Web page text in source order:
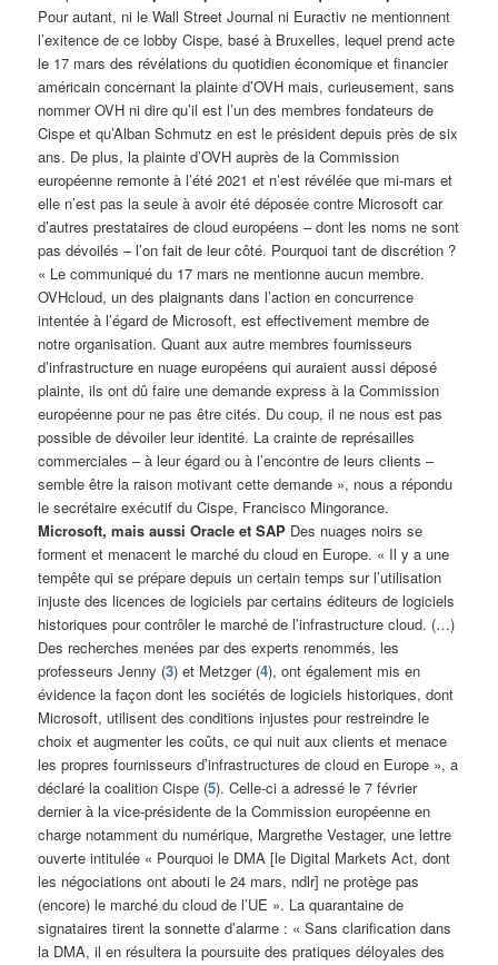
Pour autant, ni le Wall Street Journal ni Euractiv ne mentionnent
l’exitence de ce lobby Cispe, basé à Bruxelles, lequel prend acte
le 17 mars des révélations du quotidien économique et financier
américain concernant la plainte d’OVH mais, curieusement, sans
nommer OVH ni dire qu’il est l’un des membres fondateurs de
Cispe et qu’Alban Schmutz en est le président depuis près de six
ans. De plus, la plainte d’OVH auprès de la Commission
européenne remonte à l’été 2021 et n’est révélée que mi-mars et
elle n’est pas la seule à avoir été déposée contre Microsoft car
d’autres prestataires de cloud européens – dont les noms ne sont
pas dévoilés – l’on fait de leur côté. Pourquoi tant de discrétion ?
« Le communiqué du 17 mars ne mentionne aucun membre.
OVHcloud, un des plaignants dans l’action en concurrence
intentée à l’égard de Microsoft, est effectivement membre de
notre organisation. Quant aux autre membres fournisseurs
d’infrastructure en nuage européens qui auraient aussi déposé
plainte, ils ont dû faire une demande express à la Commission
européenne pour ne pas être cités. Du coup, il ne nous est pas
possible de dévoiler leur identité. La crainte de représailles
commerciales – à leur égard ou à l’encontre de leurs clients –
semble être la raison motivant cette demande », nous a répondu
le secrétaire exécutif du Cispe, Francisco Mingorance.
Microsoft, mais aussi Oracle et SAP Des nuages noirs se
forment et menacent le marché du cloud en Europe. « Il y a une
tempête qui se prépare depuis un certain temps sur l’utilisation
injuste des licences de logiciels par certains éditeurs de logiciels
historiques pour contrôler le marché de l’infrastructure cloud. (…)
Des recherches menées par des experts renommés, les
professeurs Jenny (3) et Metzger (4), ont également mis en
évidence la façon dont les sociétés de logiciels historiques, dont
Microsoft, utilisent des conditions injustes pour restreindre le
choix et augmenter les coûts, ce qui nuit aux clients et menace
les propres fournisseurs d’infrastructures de cloud en Europe », a
déclaré la coalition Cispe (5). Celle-ci a adressé le 7 février
dernier à la vice-présidente de la Commission européenne en
charge notamment du numérique, Margrethe Vestager, une lettre
ouverte intitulée « Pourquoi le DMA [le Digital Markets Act, dont
les négociations ont abouti le 24 mars, ndlr] ne protège pas
(encore) le marché du cloud de l’UE ». La quarantaine de
signataires tirent la sonnette d’alarme : « Sans clarification dans
la DMA, il en résultera la poursuite des pratiques déloyales des